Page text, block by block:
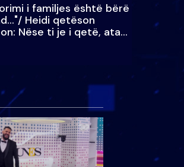
i familjes është bërë
Heidi qetëson
Nëse ti je i qetë, ata